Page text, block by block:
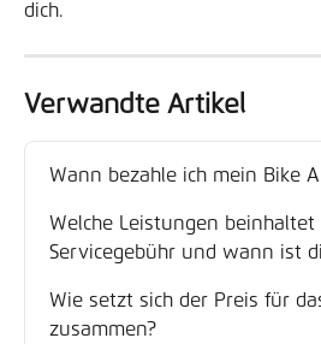
dich.
Verwandte Artikel
Wann bezahle ich mein Bike
Welche Leistungen beinhaltet
Servicegebühr und wann ist
Wie setzt sich der Preis für
zusammen?